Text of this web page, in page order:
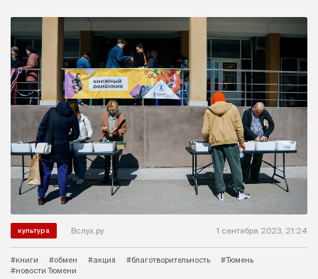
культура Вслух.ру 1 сентября 2023, 21:24
#книги #обмен #акция #благотворительность
#Тюмень
#новости Тюмени